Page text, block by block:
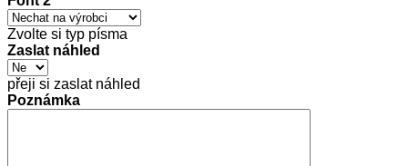
Zvolte si typ písma
Zaslat náhled
přeji si zaslat náhled
Poznámka